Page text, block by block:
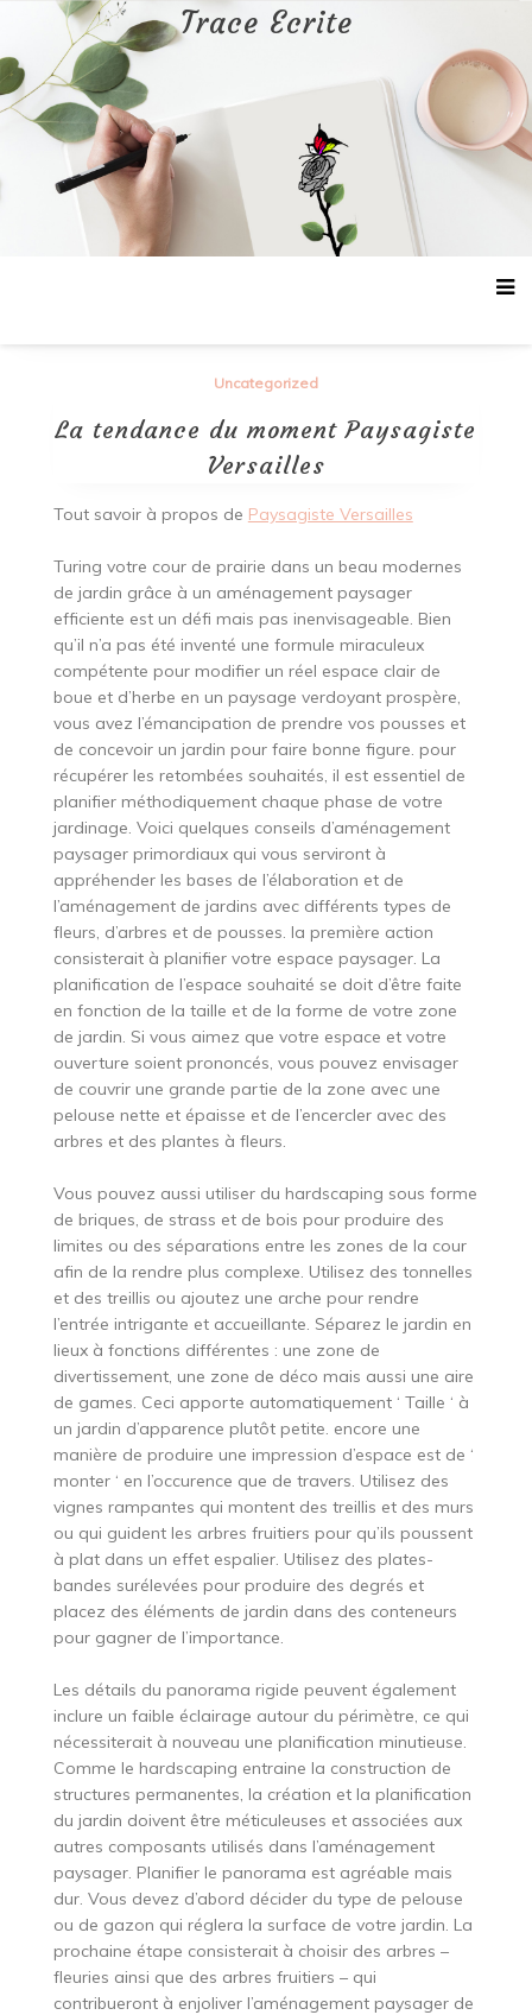
contenu
Trace Ecrite
Uncategorized
La tendance du moment Paysagiste
Versailles
Tout savoir à propos de Paysagiste Versailles
Turing votre cour de prairie dans un beau modernes
de jardin grâce à un aménagement paysager
efficiente est un défi mais pas inenvisageable. Bien
qu’il n’a pas été inventé une formule miraculeux
compétente pour modifier un réel espace clair de
boue et d’herbe en un paysage verdoyant prospère,
vous avez l’émancipation de prendre vos pousses et
de concevoir un jardin pour faire bonne figure. pour
récupérer les retombées souhaités, il est essentiel de
planifier méthodiquement chaque phase de votre
jardinage. Voici quelques conseils d’aménagement
paysager primordiaux qui vous serviront à
appréhender les bases de l’élaboration et de
l’aménagement de jardins avec différents types de
fleurs, d’arbres et de pousses. la première action
consisterait à planifier votre espace paysager. La
planification de l’espace souhaité se doit d’être faite
en fonction de la taille et de la forme de votre zone
de jardin. Si vous aimez que votre espace et votre
ouverture soient prononcés, vous pouvez envisager
de couvrir une grande partie de la zone avec une
pelouse nette et épaisse et de l’encercler avec des
arbres et des plantes à fleurs.
Vous pouvez aussi utiliser du hardscaping sous forme
de briques, de strass et de bois pour produire des
limites ou des séparations entre les zones de la cour
afin de la rendre plus complexe. Utilisez des tonnelles
et des treillis ou ajoutez une arche pour rendre
l’entrée intrigante et accueillante. Séparez le jardin en
lieux à fonctions différentes : une zone de
divertissement, une zone de déco mais aussi une aire
de games. Ceci apporte automatiquement ‘ Taille ‘ à
un jardin d’apparence plutôt petite. encore une
manière de produire une impression d’espace est de ‘
monter ‘ en l’occurence que de travers. Utilisez des
vignes rampantes qui montent des treillis et des murs
ou qui guident les arbres fruitiers pour qu’ils poussent
à plat dans un effet espalier. Utilisez des plates-
bandes surélevées pour produire des degrés et
placez des éléments de jardin dans des conteneurs
pour gagner de l’importance.
Les détails du panorama rigide peuvent également
inclure un faible éclairage autour du périmètre, ce qui
nécessiterait à nouveau une planification minutieuse.
Comme le hardscaping entraine la construction de
structures permanentes, la création et la planification
du jardin doivent être méticuleuses et associées aux
autres composants utilisés dans l’aménagement
paysager. Planifier le panorama est agréable mais
dur. Vous devez d’abord décider du type de pelouse
ou de gazon qui réglera la surface de votre jardin. La
prochaine étape consisterait à choisir des arbres –
fleuries ainsi que des arbres fruitiers – qui
contribueront à enjoliver l’aménagement paysager de